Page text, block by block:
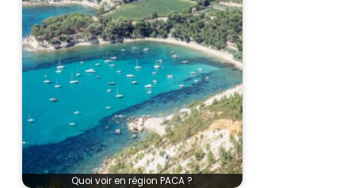
Quoi voir en région PACA ?